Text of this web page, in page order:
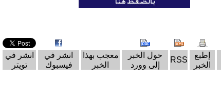
إطبع
الخبر
RSS
حول الخبر
إلى وورد
معجب بهذا
الخبر
انشر في
فيسبوك
انشر في
تويتر